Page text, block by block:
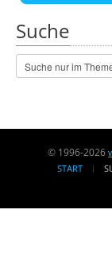
Suche
© 1996-2026
START